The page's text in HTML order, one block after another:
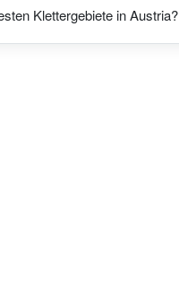
Klettergebiete in Austria?